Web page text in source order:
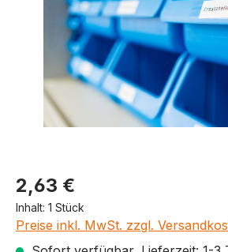
Produktpreis
2,63 €
Inhalt: 1 Stück
Preise inkl. MwSt. zzgl.